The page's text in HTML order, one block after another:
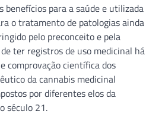
benefícios para a saúde e utilizada
o tratamento de patologias ainda
pelo preconceito e pela
ter registros de uso medicinal há
comprovação científica dos
da cannabis medicinal
por diferentes elos da
século 21.